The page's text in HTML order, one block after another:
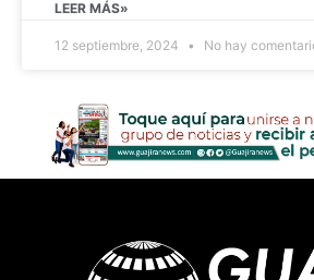
LEER MÁS»
12 septiembre, 2024 No hay